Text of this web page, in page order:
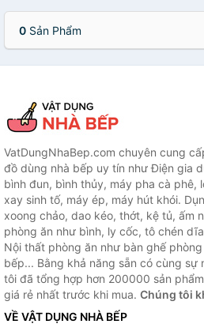
0 Sản Phẩm
VatDungNhaBep.com chuyên cung
đồ dùng nhà bếp uy tín như Điện gia
bình đun, bình thủy, máy pha cà phê,
xay sinh tố, máy ép, máy hút khói.
xoong chảo, dao kéo, thớt, kệ tủ, ấm
phòng ăn như bình, ly cốc, tô chén
Nội thất phòng ăn như bàn ghế
bếp... Bằng khả năng sẵn có cùng
tôi đã tổng hợp hơn 200000 sản
giá rẻ nhất trước khi mua. Chúng tôi
VỀ VẬT DỤNG NHÀ BẾP